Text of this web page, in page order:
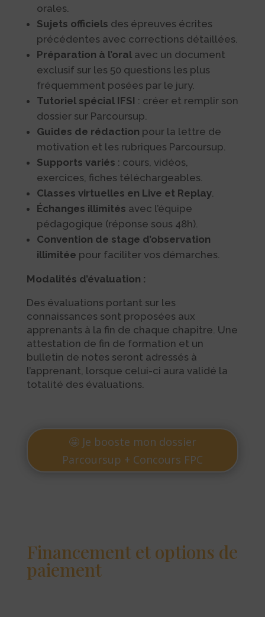
orales.
Sujets officiels des épreuves écrites
précédentes avec corrections détaillées.
Préparation à l’oralavec un document
exclusif sur les 50 questions les plus
fréquemment posées par le jury.
Tutoriel spécial IFSI : créer et remplir son
dossier sur Parcoursup.
Guides de rédaction pour la lettre de
motivation et les rubriques Parcoursup.
Supports variés : cours, vidéos,
exercices, fiches téléchargeables.
Classes virtuelles en Live et Replay.
Échanges illimités avec l’équipe
pédagogique (réponse sous 48h).
Convention de stage d’observation
illimitée pour faciliter vos démarches.
Modalités d’évaluation :
Des évaluations portant sur les
connaissances sont proposées aux
apprenants à la fin de chaque chapitre. Une
attestation de fin de formation et un
bulletin de notes seront adressés à
l’apprenant, lorsque celui-ci aura validé la
totalité des évaluations.
🤩 Je booste mon dossier
Parcoursup + Concours FPC
Financement et options de
paiement